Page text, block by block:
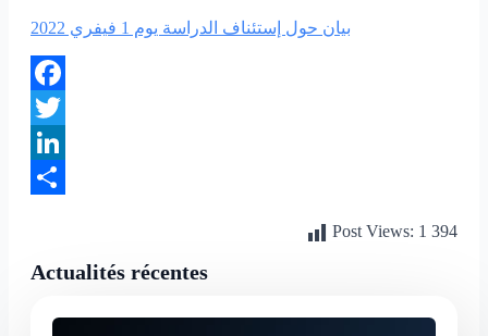
بيان حول إستئناف الدراسة يوم 1 فيفري 2022
Facebook
Twitter
LinkedIn
Post Views: 1 394
Actualités récentes